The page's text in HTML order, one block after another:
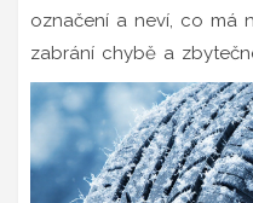
označení a neví, co má
zabrání chybě a